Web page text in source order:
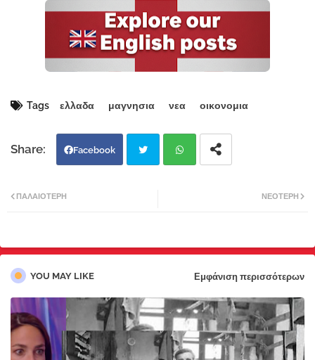
Tags ελλαδα μαγνησια νεα οικονομια
Facebook
pp
ΝΕΌΤΕΡΗ
ΠΑΛΑΙΌΤΕΡΗ
YOU MAY LIKE Εμφάνιση περισσότερων